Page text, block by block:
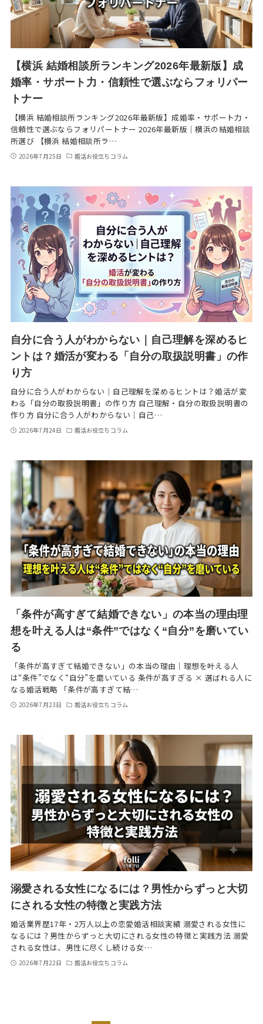
【横浜 結婚相談所ランキング2026年最新版】成
婚率・サポート力・信頼性で選ぶならフォリパー
トナー
【横浜 結婚相談所ランキング2026年最新版】成婚率・サポート力・
信頼性で選ぶならフォリパートナー 2026年最新版｜横浜の結婚相談
所選び 【横浜 結婚相談所ラ…
2026年7月25日 婚活お役立ちコラム
自分に合う人がわからない｜自己理解を深めるヒ
ントは？婚活が変わる「自分の取扱説明書」の作
り方
自分に合う人がわからない｜自己理解を深めるヒントは？婚活が変
わる「自分の取扱説明書」の作り方 自己理解・自分の取扱説明書の
作り方 自分に合う人がわからない｜自己…
2026年7月24日 婚活お役立ちコラム
「条件が高すぎて結婚できない」の本当の理由理
想を叶える人は“条件”ではなく“自分”を磨いてい
る
「条件が高すぎて結婚できない」の本当の理由｜理想を叶える人
は“条件”でなく“自分”を磨いている 条件が高すぎる × 選ばれる人に
なる婚活戦略 「条件が高すぎて結…
2026年7月23日 婚活お役立ちコラム
溺愛される女性になるには？男性からずっと大切
にされる女性の特徴と実践方法
婚活業界歴17年・2万人以上の恋愛婚活相談実績 溺愛される女性に
なるには？男性からずっと大切にされる女性の特徴と実践方法 溺愛
される女性は、男性に尽くし続ける女…
2026年7月22日 婚活お役立ちコラム